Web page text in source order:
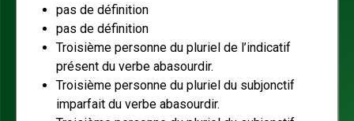
pas de définition
pas de définition
Troisième personne du pluriel de l’indicatif
présent du verbe abasourdir.
Troisième personne du pluriel du subjonctif
imparfait du verbe abasourdir.